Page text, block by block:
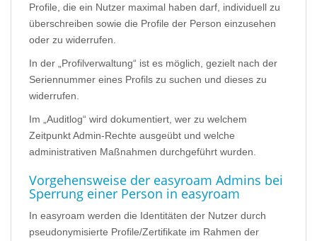
Profile, die ein Nutzer maximal haben darf, individuell zu
überschreiben sowie die Profile der Person einzusehen
oder zu widerrufen.
In der „Profilverwaltung“ ist es möglich, gezielt nach der
Seriennummer eines Profils zu suchen und dieses zu
widerrufen.
Im „Auditlog“ wird dokumentiert, wer zu welchem
Zeitpunkt Admin-Rechte ausgeübt und welche
administrativen Maßnahmen durchgeführt wurden.
Vorgehensweise der easyroam Admins bei
Sperrung einer Person in easyroam
In easyroam werden die Identitäten der Nutzer durch
pseudonymisierte Profile/Zertifikate im Rahmen der